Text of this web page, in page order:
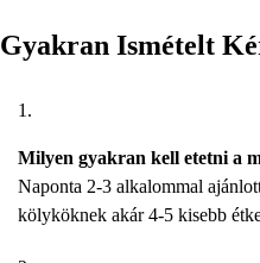
Gyakran Ismételt
Milyen gyakran kell etetni a
Naponta 2-3 alkalommal
kölyköknek akár 4-5 kisebb